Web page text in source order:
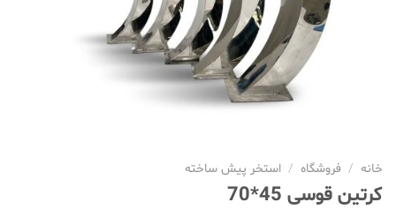
خانه / فروشگاه / استخر پیش ساخته
کرتین قوسی 45*70